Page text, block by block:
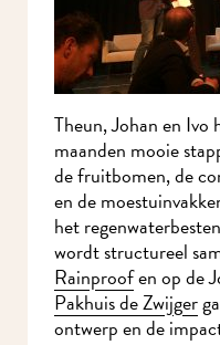
Theun, Johan en Ivo
maanden mooie
de fruitbomen, de
en de
het
wordt structureel
Rainproofen op de
Pakhuis de Zwijger
ontwerp en de